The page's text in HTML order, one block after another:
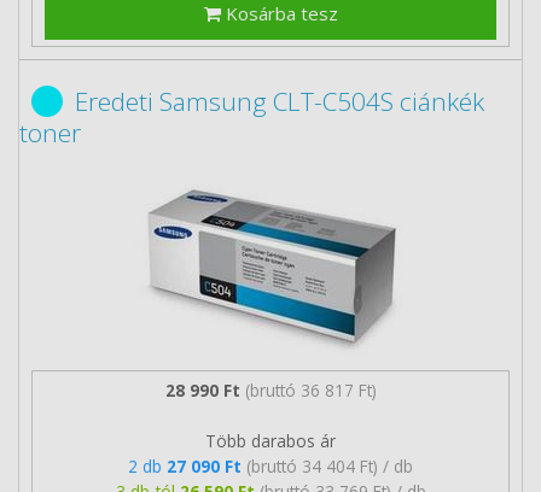
Kosárba tesz
Eredeti Samsung CLT-C504S ciánkék
toner
28 990 Ft (bruttó 36 817 Ft)
Több darabos ár
2 db 27 090 Ft (bruttó 34 404 Ft) / db